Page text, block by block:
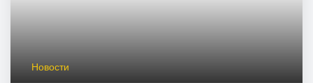
Новости